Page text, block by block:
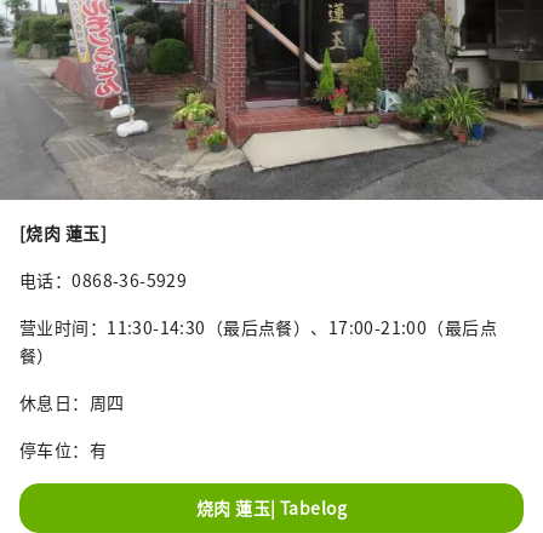
[烧肉 蓮玉]
电话：0868-36-5929
营业时间：11:30-14:30（最后点餐）、17:00-21:00（最后点
餐）
休息日：周四
停车位：有
烧肉 蓮玉| Tabelog